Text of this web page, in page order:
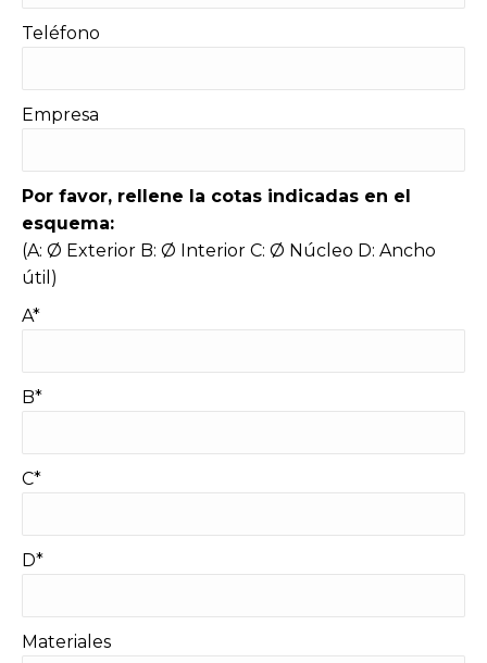
Teléfono
Empresa
Por favor, rellene la cotas indicadas en el
esquema:
(A: Ø Exterior B: Ø Interior C: Ø Núcleo D: Ancho
útil)
A*
B*
C*
D*
Materiales